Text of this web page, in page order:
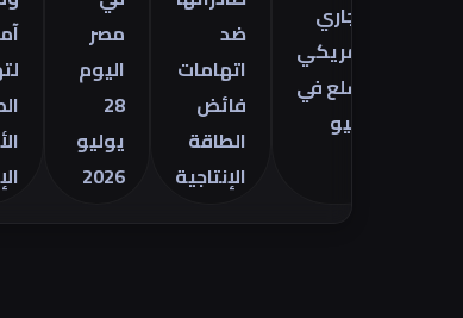
الأمريكي
للسلع في
اتهامات
فائض
الطاقة
الإنتاجية
2026
لتهدئة
الإيراني